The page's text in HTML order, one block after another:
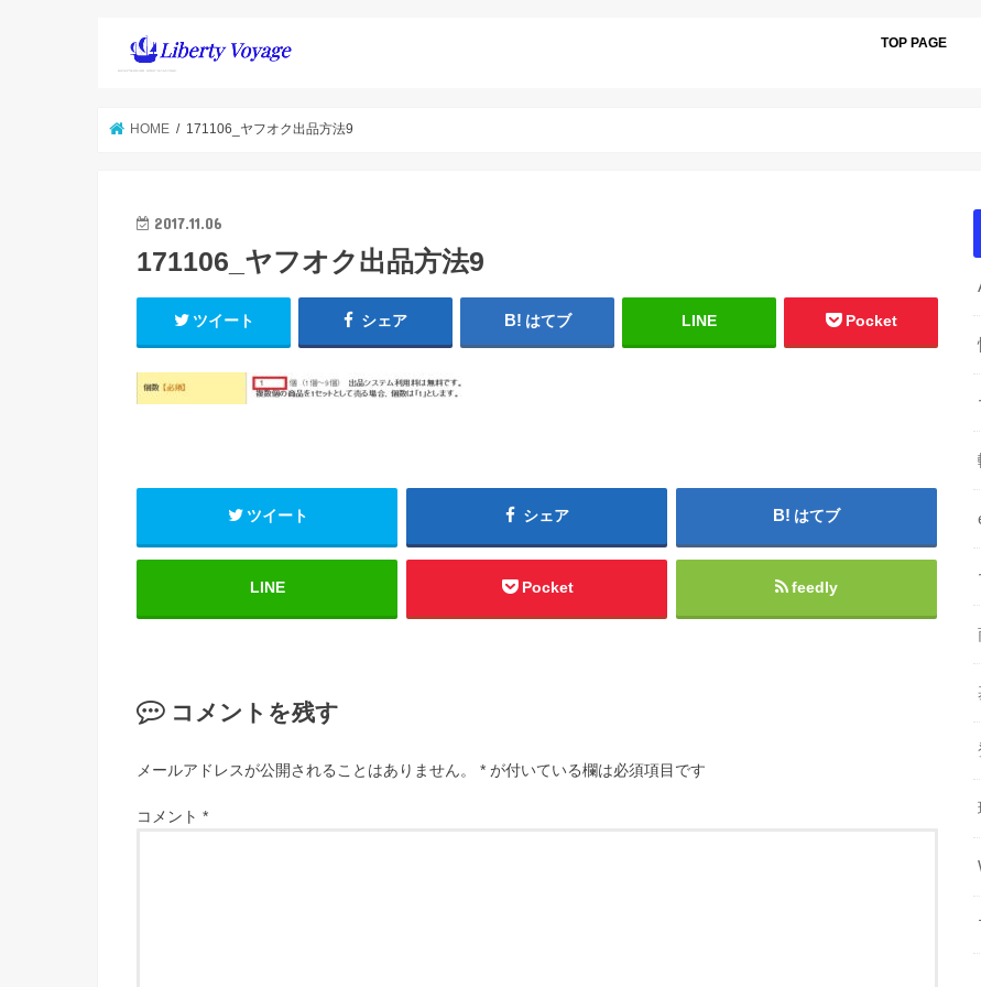
TOP PAGE
HOME 171106_ヤフオク出品方法9
2017.11.06
171106_ヤフオク出品方法9
ツイート シェア はてブ LINE Pocket
ツイート シェア はてブ
LINE Pocket feedly
コメントを残す
メールアドレスが公開されることはありません。 * が付いている欄は必須項目です
コメント *